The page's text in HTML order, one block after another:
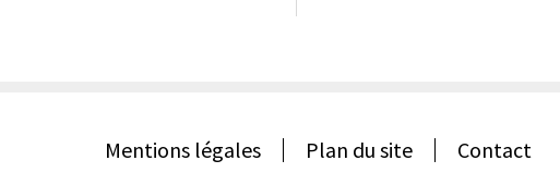
Mentions légales Plan du site Contact